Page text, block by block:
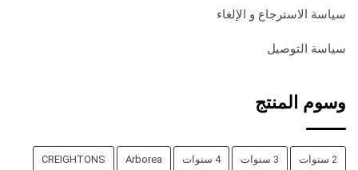
سياسة الاسترجاع و الإلغاء
سياسة التوصيل
وسوم المنتج
2 سنوات 3 سنوات 4 سنوات Arborea
CREIGHTONS